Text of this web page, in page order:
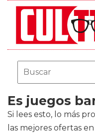
Es juegos
Si lees esto, lo más
las mejores ofertas en